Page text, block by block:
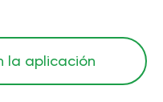
la aplicación